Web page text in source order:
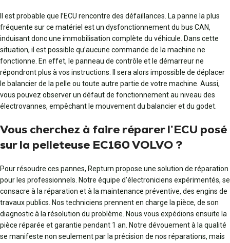
Il est probable que l’ECU rencontre des défaillances. La panne la plus
fréquente sur ce matériel est un dysfonctionnement du bus CAN,
induisant donc une immobilisation complète du véhicule. Dans cette
situation, il est possible qu’aucune commande de la machine ne
fonctionne. En effet, le panneau de contrôle et le démarreur ne
répondront plus à vos instructions. Il sera alors impossible de déplacer
le balancier de la pelle ou toute autre partie de votre machine. Aussi,
vous pouvez observer un défaut de fonctionnement au niveau des
électrovannes, empêchant le mouvement du balancier et du godet.
Vous cherchez à faire réparer l’ECU posé
sur la pelleteuse EC160 VOLVO ?
Pour résoudre ces pannes, Repturn propose une solution de réparation
pour les professionnels. Notre équipe d’électroniciens expérimentés, se
consacre à la réparation et à la maintenance préventive, des engins de
travaux publics. Nos techniciens prennent en charge la pièce, de son
diagnostic à la résolution du problème. Nous vous expédions ensuite la
pièce réparée et garantie pendant 1 an. Notre dévouement à la qualité
se manifeste non seulement par la précision de nos réparations, mais